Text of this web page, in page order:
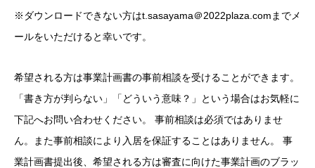
※ダウンロードできない方はt.sasayama＠2022plaza.comまでメ
ールをいただけると幸いです。
希望される方は事業計画書の事前相談を受けることができます。
「書き方が判らない」「どういう意味？」という場合はお気軽に
下記へお問い合わせください。 事前相談は必須ではありませ
ん。また事前相談により入居を保証することはありません。 事
業計画書提出後、希望される方は審査に向けた事業計画のブラッ